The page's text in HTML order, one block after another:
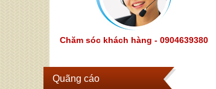
Chăm sóc khách hàng - 0904639380
Quãng cáo